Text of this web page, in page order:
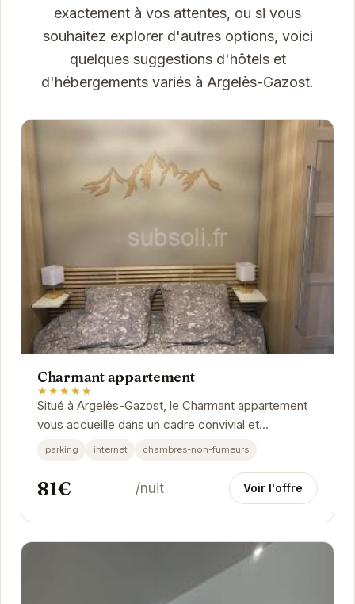
exactement à vos attentes, ou si vous
souhaitez explorer d'autres options, voici
quelques suggestions d'hôtels et
d'hébergements variés à Argelès-Gazost.
Charmant appartement
★★★★★
Situé à Argelès-Gazost, le Charmant appartement
vous accueille dans un cadre convivial et
chaleureux. Profitez du confort et de la tranquillité...
parking internet chambres-non-fumeurs
81€ /nuit Voir l'offre